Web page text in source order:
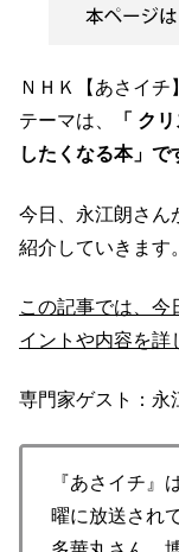
ＮＨＫ【あさイ
テーマは、
「 ク
したくなる本」で
今日、永江朗さん
紹介していきます。
この記事では、
イントや内容を詳
専門家ゲスト：永
『あさイチ』
曜に放送され